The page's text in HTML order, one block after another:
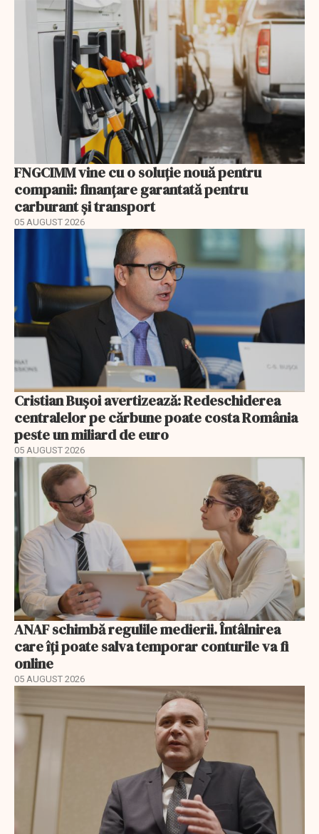
FNGCIMM vine cu o soluție nouă pentru
companii: finanțare garantată pentru
carburant și transport
05 AUGUST 2026
Cristian Bușoi avertizează: Redeschiderea
centralelor pe cărbune poate costa România
peste un miliard de euro
05 AUGUST 2026
ANAF schimbă regulile medierii. Întâlnirea
care îți poate salva temporar conturile va fi
online
05 AUGUST 2026